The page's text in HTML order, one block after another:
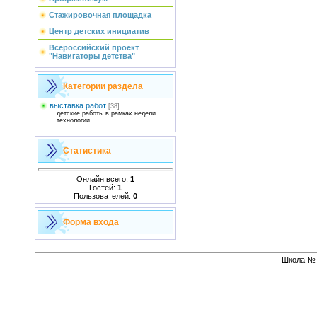
Стажировочная площадка
Центр детских инициатив
Всероссийский проект
"Навигаторы детства"
Категории раздела
выставка работ [38]
детские работы в рамках недели
технологии
Статистика
Онлайн всего: 1
Гостей: 1
Пользователей: 0
Форма входа
Школа №